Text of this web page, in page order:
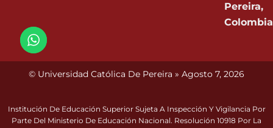
Pereira,
Colombia
© Universidad Católica De Pereira » Agosto 7, 2026
Institución De Educación Superior Sujeta A Inspección Y Vigilancia Por
Parte Del Ministerio De Educación Nacional. Resolución 10918 Por La